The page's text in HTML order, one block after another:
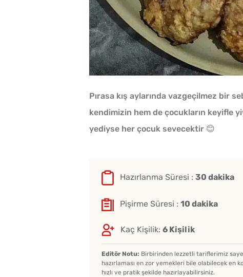
Pırasa kış aylarında vazgeçilmez bir
kendimizin hem de çocukların keyifle
yediyse her çocuk sevecektir 😊
Hazırlanma Süresi : 30 dakika
Pişirme Süresi : 10 dakika
Kaç Kişilik: 6 Kişilik
Editör Notu: Birbirinden lezzetli tariflerimiz
hazırlaması en zor yemekleri bile olabilecek en
hızlı ve pratik şekilde hazırlayabilirsiniz.